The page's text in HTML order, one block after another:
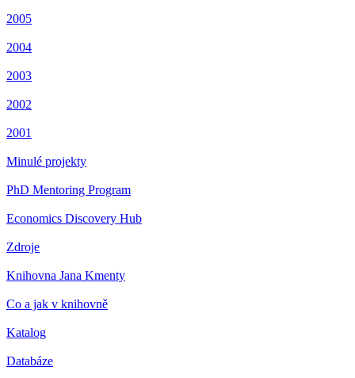
2005
2004
2003
2002
2001
Minulé projekty
PhD Mentoring Program
Economics Discovery Hub
Zdroje
Knihovna Jana Kmenty
Co a jak v knihovně
Katalog
Databáze